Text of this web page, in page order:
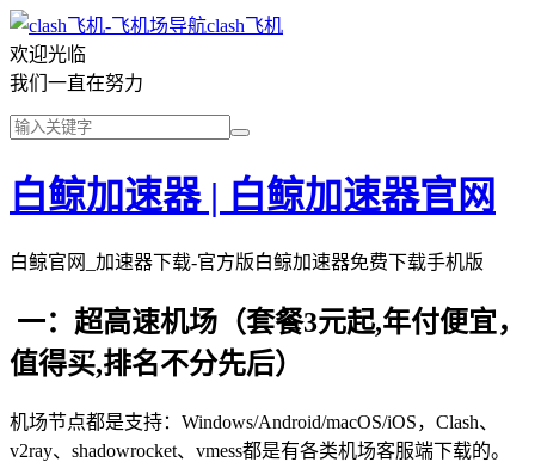
clash飞机
欢迎光临
我们一直在努力
白鲸加速器 | 白鲸加速器官网
白鲸官网_加速器下载-官方版白鲸加速器免费下载手机版
一：超高速机场（套餐3元起,年付便宜，
值得买,排名不分先后）
机场节点都是支持：Windows/Android/macOS/iOS，Clash、
v2ray、shadowrocket、vmess都是有各类机场客服端下载的。